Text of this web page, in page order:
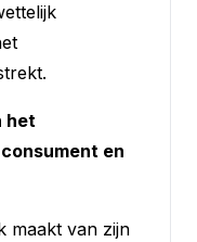
het
en
maakt van zijn